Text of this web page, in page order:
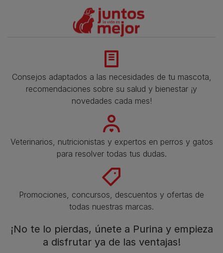
Consejos adaptados a las necesidades de tu mascota,
recomendaciones sobre su salud y bienestar ¡y
novedades cada mes!
Veterinarios, nutricionistas y expertos en perros y gatos
para resolver todas tus dudas.​
Promociones, concursos, descuentos y ofertas de
todas nuestras marcas.​
¡No te lo pierdas, únete a Purina y empieza
a disfrutar ya de las ventajas!​